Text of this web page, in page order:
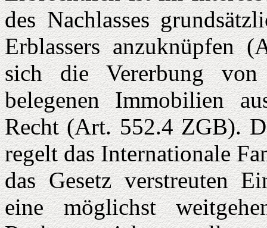
des Nachlasses
Erblassers anzu­knüpfen
sich die Vererbung von
belege­nen Immobilien
Recht (Art. 552.4 ZGB).
regelt das Internationale
das Gesetz verstreuten
eine möglichst